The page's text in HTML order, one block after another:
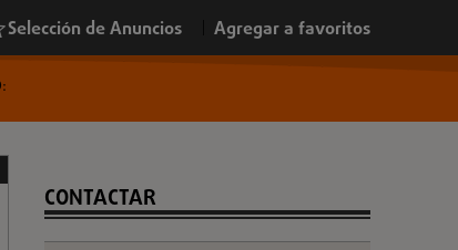
Selección de Anuncios Agregar a favoritos
CONTACTAR